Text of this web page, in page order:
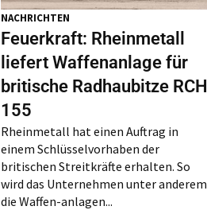
NACHRICHTEN
Feuerkraft: Rheinmetall
liefert Waffenanlage für
britische Radhaubitze RCH
155
Rheinmetall hat einen Auftrag in
einem Schlüsselvorhaben der
britischen Streitkräfte erhalten. So
wird das Unternehmen unter anderem
die Waffen-anlagen...